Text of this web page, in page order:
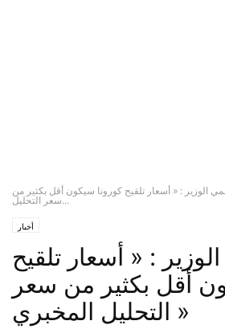
الوزير : « أسعار تلقيح كورونا سيكون أقل بكثير من
سعر التحليل...
أخبار
: « أسعار تلقيح
أقل بكثير من سعر
التحليل المخبري »